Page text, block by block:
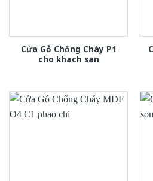
Cửa Gỗ Chống Cháy P1
cho khach san